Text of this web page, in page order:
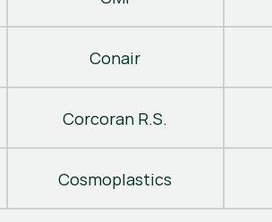
Conair
Corcoran R.S.
Cosmoplastics